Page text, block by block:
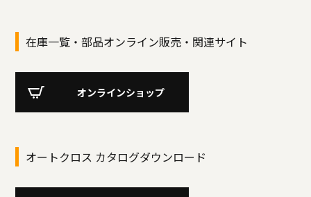
在庫一覧・部品オンライン販売・関連サイト
オンラインショップ
オートクロス カタログダウンロード